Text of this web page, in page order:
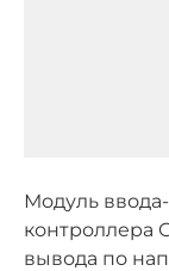
Модуль
контроллера
вывода по